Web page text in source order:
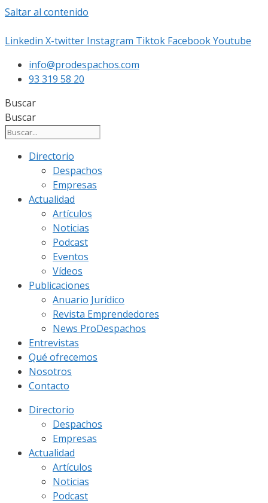
Saltar al contenido
Linkedin X-twitter Instagram Tiktok FacebookYoutube
info@prodespachos.com
93 319 58 20
Buscar
Buscar
Directorio
Despachos
Empresas
Actualidad
Artículos
Noticias
Podcast
Eventos
Vídeos
Publicaciones
Anuario Jurídico
Revista Emprendedores
News ProDespachos
Entrevistas
Qué ofrecemos
Nosotros
Contacto
Directorio
Despachos
Empresas
Actualidad
Artículos
Noticias
Podcast